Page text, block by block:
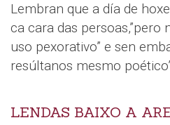
Lembran que a día de
ca cara das
uso pexorativo” e sen
resúltanos mesmo
LENDAS BAIXO A